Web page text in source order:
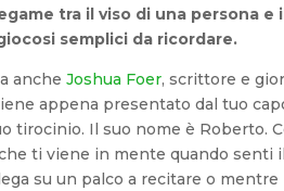
tra il viso di una persona
semplici da ricordare.
ancheJoshua Foer, scrittore e
appena presentato dal tuo
tirocinio. Il suo nome è Roberto.
ti viene in mente quando
su un palco a recitare o